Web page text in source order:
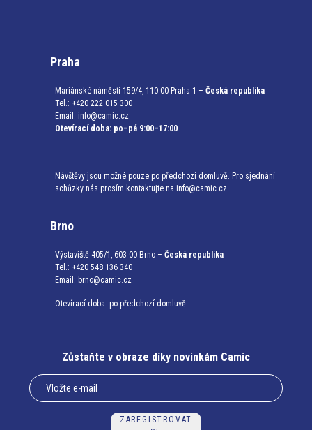
Praha
Mariánské náměstí 159/4, 110 00 Praha 1 – Česká republika
Tel.: +420 222 015 300
Email: info@camic.cz
Otevírací doba: po–pá 9:00–17:00
Návštěvy jsou možné pouze po předchozí domluvě. Pro sjednání
schůzky nás prosím kontaktujte na info@camic.cz.
Brno
Výstaviště 405/1, 603 00 Brno – Česká republika
Tel.: +420 548 136 340
Email: brno@camic.cz
Otevírací doba: po předchozí domluvě
Zůstaňte v obraze díky novinkám Camic
ZAREGISTROVAT